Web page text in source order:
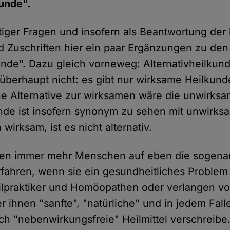
Fragen und insofern als Beantwortung
Zuschriften hier ein paar Ergänzungen zu
Dazu gleich vorneweg:
nicht: es gibt nur wirksame
Alternative zur wirksamen wäre die
ist insofern synonym zu sehen mit
wirksam, ist es nicht alternativ.
immer mehr Menschen auf eben die
wenn sie ein gesundheitliches
und Homöopathen oder verlangen
ihnen "sanfte", "natürliche" und in jedem
"nebenwirkungsfreie" Heilmittel